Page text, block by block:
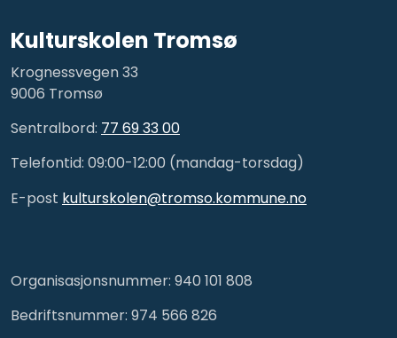
Kulturskolen Tromsø
Krognessvegen 33
9006 Tromsø
Sentralbord: 77 69 33 00
Telefontid: 09:00-12:00 (mandag-torsdag)
E-post kulturskolen@tromso.kommune.no
Organisasjonsnummer: 940 101 808
Bedriftsnummer: 974 566 826